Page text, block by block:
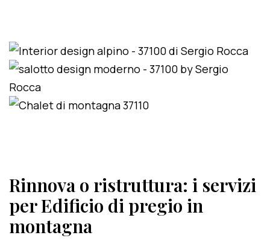
Rinnova o ristruttura: i servizi
per Edificio di pregio in
montagna